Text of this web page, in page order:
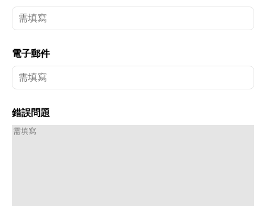
電子郵件
錯誤問題